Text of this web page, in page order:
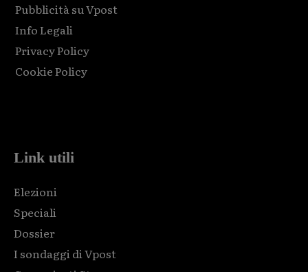
Pubblicità su Vpost
Info Legali
Privacy Policy
Cookie Policy
Link utili
Elezioni
Speciali
Dossier
I sondaggi di Vpost